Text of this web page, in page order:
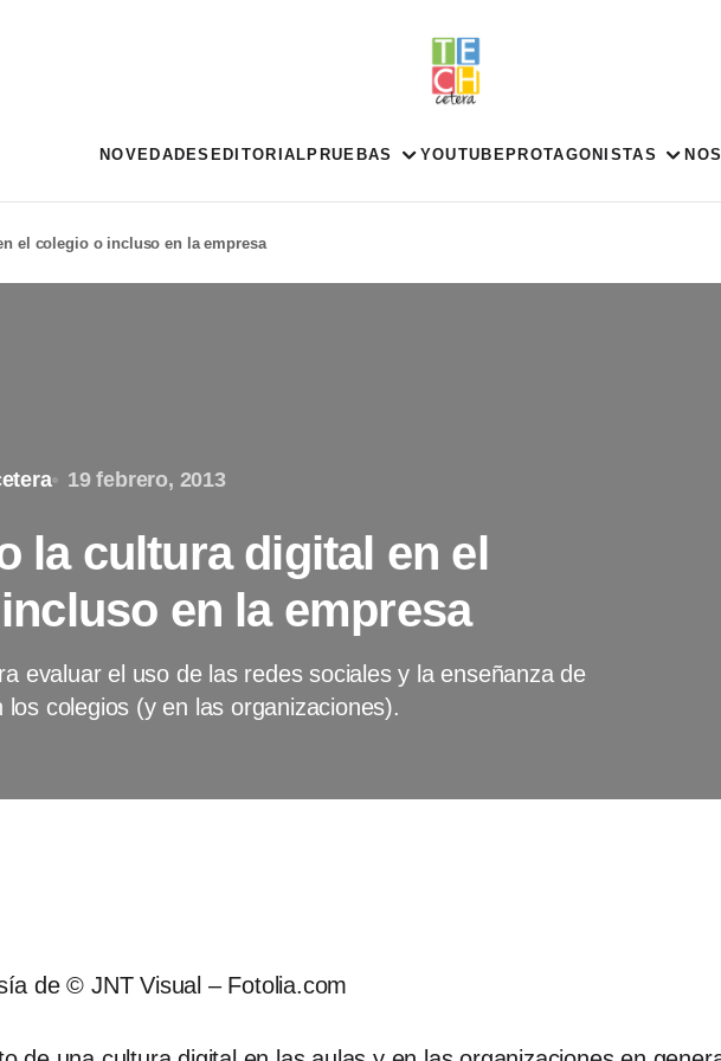
NOVEDADES EDITORIAL PRUEBAS YOUTUBE PROTAGONISTAS
el colegio o incluso en la empresa
19 febrero, 2013
la cultura digital en el
en la empresa
evaluar el uso de las redes sociales y la enseñanza de
los colegios (y en las organizaciones).
de © JNT Visual – Fotolia.com